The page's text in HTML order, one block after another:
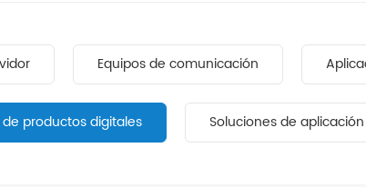
Equipos de comunicación
productos digitales Soluciones de